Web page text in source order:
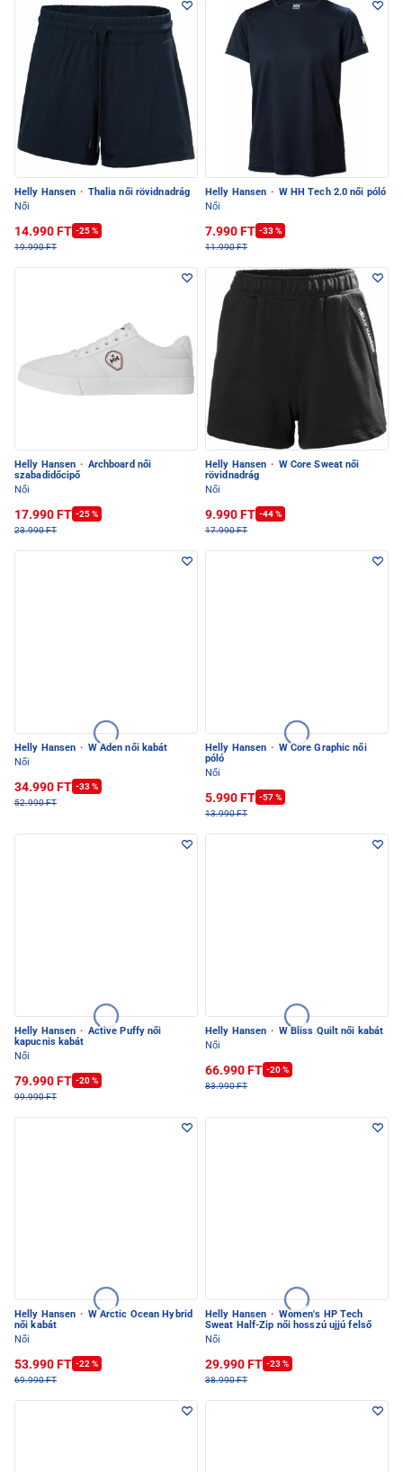
Helly Hansen · Thalia női rövidnadrág
Női
14.990 FT -25 %
19.990 FT
Helly Hansen · W HH Tech 2.0 női póló
Női
7.990 FT -33 %
11.990 FT
Helly Hansen · Archboard női
szabadidőcipő
Női
17.990 FT -25 %
23.990 FT
Helly Hansen · W Core Sweat női
rövidnadrág
Női
9.990 FT -44 %
17.990 FT
Helly Hansen · W Aden női kabát
Női
34.990 FT -33 %
52.990 FT
Helly Hansen · W Core Graphic női
póló
Női
5.990 FT -57 %
13.990 FT
Helly Hansen · Active Puffy női
kapucnis kabát
Női
79.990 FT -20 %
99.990 FT
Helly Hansen · W Bliss Quilt női kabát
Női
66.990 FT -20 %
83.990 FT
Helly Hansen · W Arctic Ocean Hybrid
női kabát
Női
53.990 FT -22 %
69.990 FT
Helly Hansen · Women's HP Tech
Sweat Half-Zip női hosszú ujjú felső
Női
29.990 FT -23 %
38.990 FT